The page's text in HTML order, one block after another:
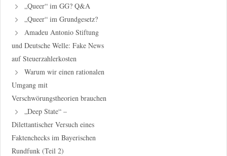
„Queer“ im GG? Q&A
„Queer“ im Grundgesetz?
Amadeu Antonio Stiftung
und Deutsche Welle: Fake News
auf Steuerzahlerkosten
Warum wir einen rationalen
Umgang mit
Verschwörungstheorien brauchen
„Deep State“ –
Dilettantischer Versuch eines
Faktenchecks im Bayerischen
Rundfunk (Teil 2)